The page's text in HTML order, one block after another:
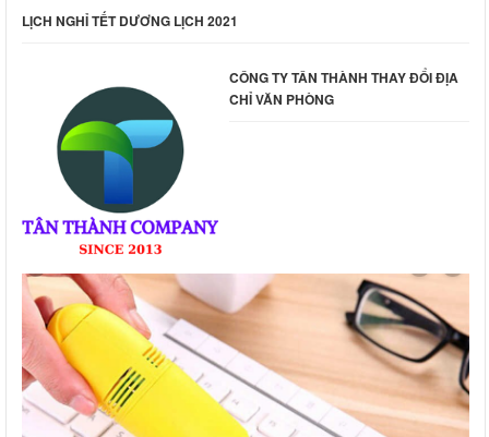
LỊCH NGHỈ TẾT DƯƠNG LỊCH 2021
CÔNG TY TÂN THÀNH THAY ĐỔI ĐỊA
CHỈ VĂN PHÒNG